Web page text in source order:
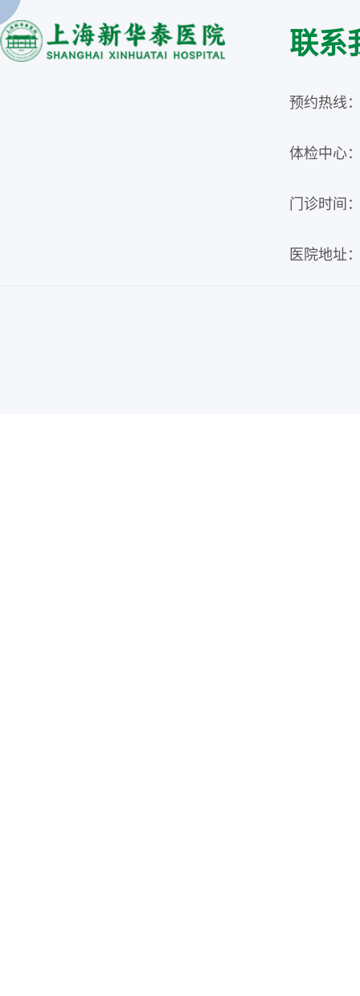
联系
预约热线
体检中心
门诊时间
医院地址